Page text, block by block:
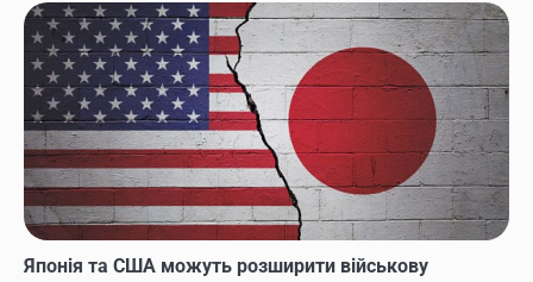
Японія та США можуть розширити військову